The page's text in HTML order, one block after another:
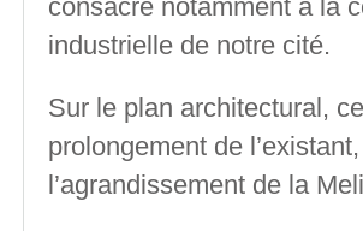
consacre notamment à la
industrielle de notre cité.
Sur le plan architectural,
prolongement de
l’agrandissement de la